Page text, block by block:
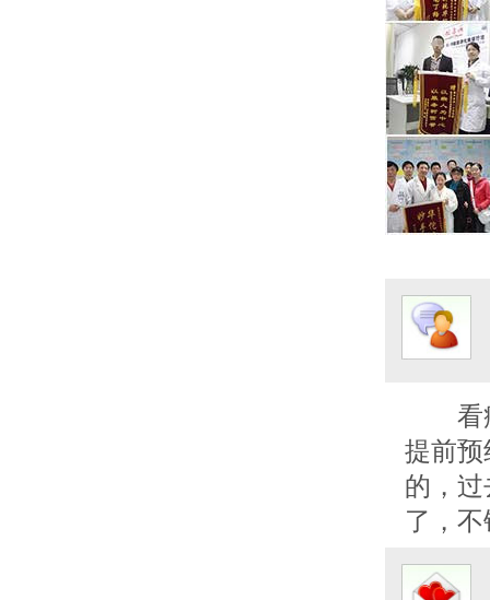
看
提前
的，
了，